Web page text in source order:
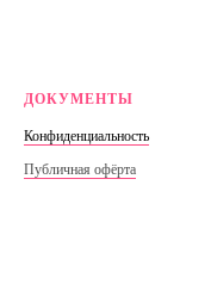
ДОКУМЕНТЫ
Конфиденциальность
Публичная офёрта